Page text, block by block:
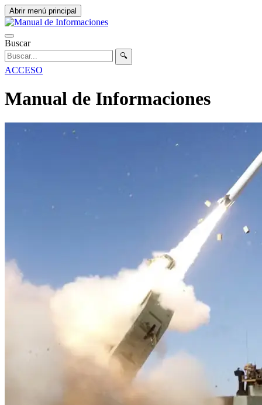
Abrir menú principal
Buscar
🔍
ACCESO
Manual de Informaciones